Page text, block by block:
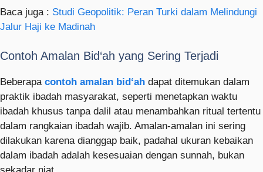
Baca juga : Studi Geopolitik: Peran Turki dalam Melindungi
Jalur Haji ke Madinah
Contoh Amalan Bid‘ah yang Sering Terjadi
Beberapa contoh amalan bid‘ah dapat ditemukan dalam
praktik ibadah masyarakat, seperti menetapkan waktu
ibadah khusus tanpa dalil atau menambahkan ritual tertentu
dalam rangkaian ibadah wajib. Amalan-amalan ini sering
dilakukan karena dianggap baik, padahal ukuran kebaikan
dalam ibadah adalah kesesuaian dengan sunnah, bukan